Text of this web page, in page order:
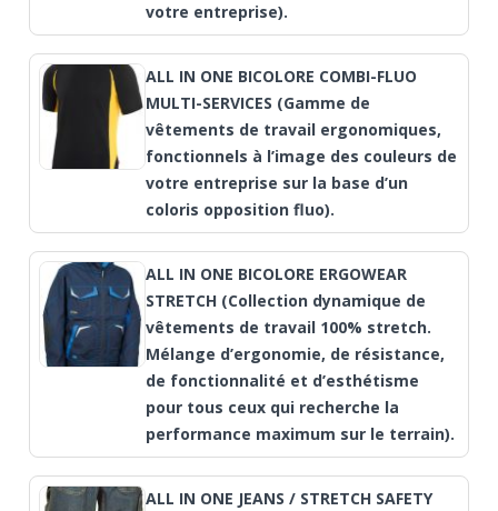
votre entreprise).
ALL IN ONE BICOLORE COMBI-FLUO
MULTI-SERVICES (Gamme de
vêtements de travail ergonomiques,
fonctionnels à l’image des couleurs de
votre entreprise sur la base d’un
coloris opposition fluo).
ALL IN ONE BICOLORE ERGOWEAR
STRETCH (Collection dynamique de
vêtements de travail 100% stretch.
Mélange d’ergonomie, de résistance,
de fonctionnalité et d’esthétisme
pour tous ceux qui recherche la
performance maximum sur le terrain).
ALL IN ONE JEANS / STRETCH SAFETY